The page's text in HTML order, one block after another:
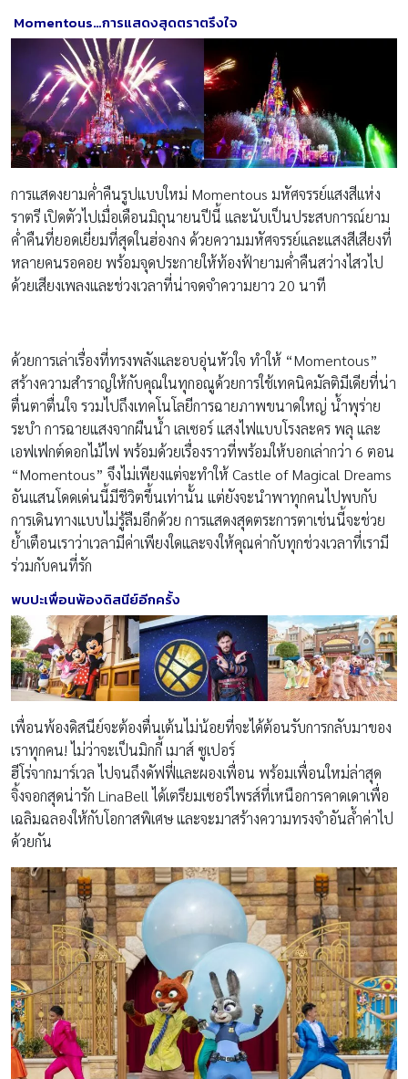
Momentous…การแสดงสุดตราตรึงใจ
การแสดงยามค่ำคืนรูปแบบใหม่ Momentous มหัศจรรย์เเสงสีเเห่ง
ราตรี เปิดตัวไปเมื่อเดือนมิถุนายนปีนี้ และนับเป็นประสบการณ์ยาม
ค่ำคืนที่ยอดเยี่ยมที่สุดในฮ่องกง ด้วยความมหัศจรรย์และแสงสีเสียงที่
หลายคนรอคอย พร้อมจุดประกายให้ท้องฟ้ายามค่ำคืนสว่างไสวไป
ด้วยเสียงเพลงและช่วงเวลาที่น่าจดจำความยาว 20 นาที
ด้วยการเล่าเรื่องที่ทรงพลังและอบอุ่นหัวใจ ทำให้ “Momentous”
สร้างความสำราญให้กับคุณในทุกอณูด้วยการใช้เทคนิคมัลติมีเดียที่น่า
ตื่นตาตื่นใจ รวมไปถึงเทคโนโลยีการฉายภาพขนาดใหญ่ น้ำพุร่าย
ระบำ การฉายแสงจากผืนน้ำ เลเซอร์ แสงไฟแบบโรงละคร พลุ และ
เอฟเฟกต์ดอกไม้ไฟ พร้อมด้วยเรื่องราวที่พร้อมให้บอกเล่ากว่า 6 ตอน
“Momentous” จึงไม่เพียงแต่จะทำให้ Castle of Magical Dreams
อันแสนโดดเด่นนี้มีชีวิตขึ้นเท่านั้น แต่ยังจะนำพาทุกคนไปพบกับ
การเดินทางแบบไม่รู้ลืมอีกด้วย การแสดงสุดตระการตาเช่นนี้จะช่วย
ย้ำเตือนเราว่าเวลามีค่าเพียงใดและจงให้คุณค่ากับทุกช่วงเวลาที่เรามี
ร่วมกับคนที่รัก
พบปะเพื่อนพ้องดิสนีย์อีกครั้ง
เพื่อนพ้องดิสนีย์จะต้องตื่นเต้นไม่น้อยที่จะได้ต้อนรับการกลับมาของ
เราทุกคน! ไม่ว่าจะเป็นมิกกี้ เมาส์ ซูเปอร์
ฮีโร่จากมาร์เวล ไปจนถึงดัฟฟี่และผองเพื่อน พร้อมเพื่อนใหม่ล่าสุด
จิ้งจอกสุดน่ารัก LinaBell ได้เตรียมเซอร์ไพรส์ที่เหนือการคาดเดาเพื่อ
เฉลิมฉลองให้กับโอกาสพิเศษ และจะมาสร้างความทรงจำอันล้ำค่าไป
ด้วยกัน